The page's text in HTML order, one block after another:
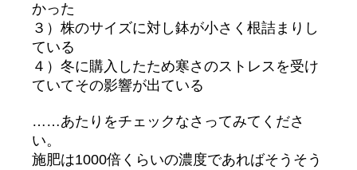
かった
３）株のサイズに対し鉢が小さく根詰まりし
ている
４）冬に購入したため寒さのストレスを受け
ていてその影響が出ている
……あたりをチェックなさってみてくださ
い。
施肥は1000倍くらいの濃度であればそうそう